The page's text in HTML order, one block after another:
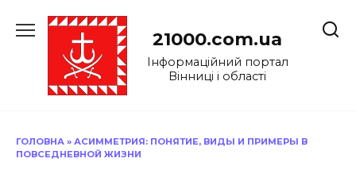
до
21000.com.ua
Інформаційний портал
Вінниці і області
ГОЛОВНА » АСИММЕТРИЯ: ПОНЯТИЕ, ВИДЫ И ПРИМЕРЫ В
ПОВСЕДНЕВНОЙ ЖИЗНИ